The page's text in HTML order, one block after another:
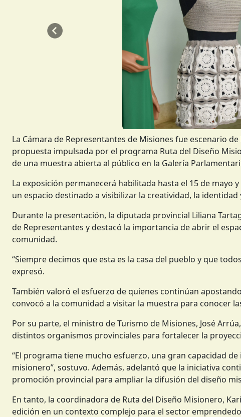
Anterior
La Cámara de Representantes de Misiones fue escenario
propuesta impulsada por el programa Ruta del Diseño
de una muestra abierta al público en la Galería
La exposición permanecerá habilitada hasta el 15 de mayo
un espacio destinado a visibilizar la creatividad, la
Durante la presentación, la diputada provincial Liliana
de Representantes y destacó la importancia de abrir el
comunidad.
“Siempre decimos que esta es la casa del pueblo y que
expresó.
También valoró el esfuerzo de quienes continúan
convocó a la comunidad a visitar la muestra para conocer
Por su parte, el ministro de Turismo de Misiones, José
distintos organismos provinciales para fortalecer la
“El programa tiene mucho esfuerzo, una gran capacidad
misionero”, sostuvo. Además, adelantó que la iniciativa
promoción provincial para ampliar la difusión del diseño
En tanto, la coordinadora de Ruta del Diseño Misionero,
edición en un contexto complejo para el sector